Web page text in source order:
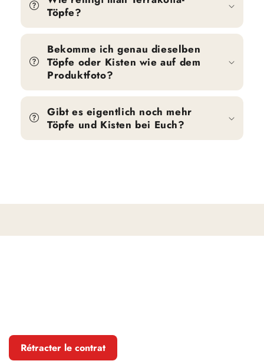
Töpfe?
Bekomme ich genau dieselben
Töpfe oder Kisten wie auf dem
Produktfoto?
Gibt es eigentlich noch mehr
Töpfe und Kisten bei Euch?
Rétracter le contrat